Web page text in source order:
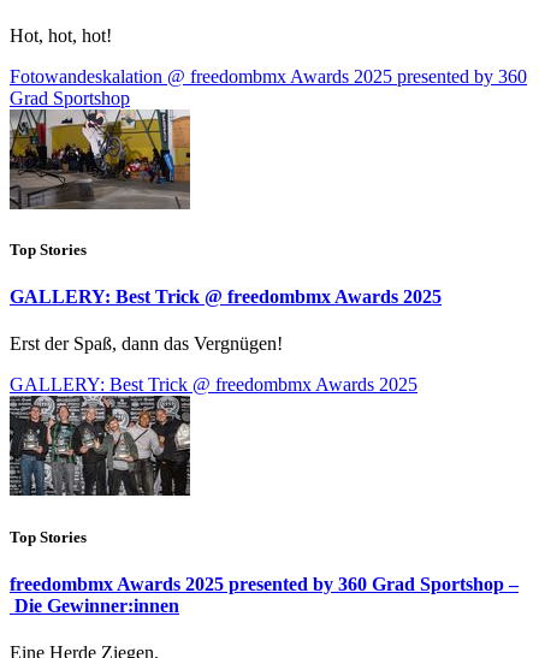
Hot, hot, hot!
Fotowandeskalation @ freedombmx Awards 2025 presented by 360
Grad Sportshop
Top Stories
GALLERY: Best Trick @ freedombmx Awards 2025
Erst der Spaß, dann das Vergnügen!
GALLERY: Best Trick @ freedombmx Awards 2025
Top Stories
freedombmx Awards 2025 presented by 360 Grad Sportshop –
Die Gewinner:innen
Eine Herde Ziegen.